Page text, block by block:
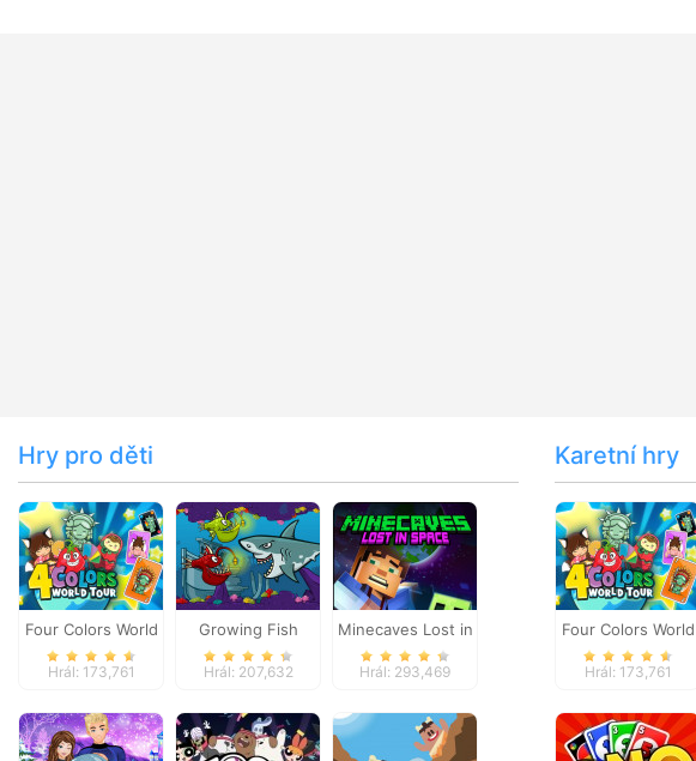
Hry pro děti
Four Colors World
Tour
Hrál: 173,761
Growing Fish
Hrál: 207,632
Minecaves Lost in
Space
Hrál: 293,469
Karetní hry
Four Colors World
Tour
Hrál: 173,761